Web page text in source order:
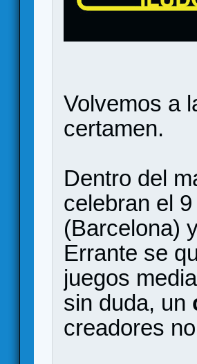
Volvemos a
certamen.
Dentro del
celebran el
(Barcelona)
Errante se
juegos
sin duda, un
creadores